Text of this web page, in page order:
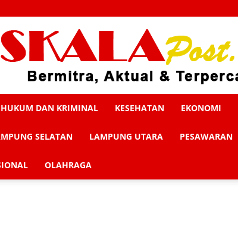
HUKUM DAN KRIMINAL KESEHATAN EKONOMI
SELATAN LAMPUNG UTARA PESAWARAN
OLAHRAGA